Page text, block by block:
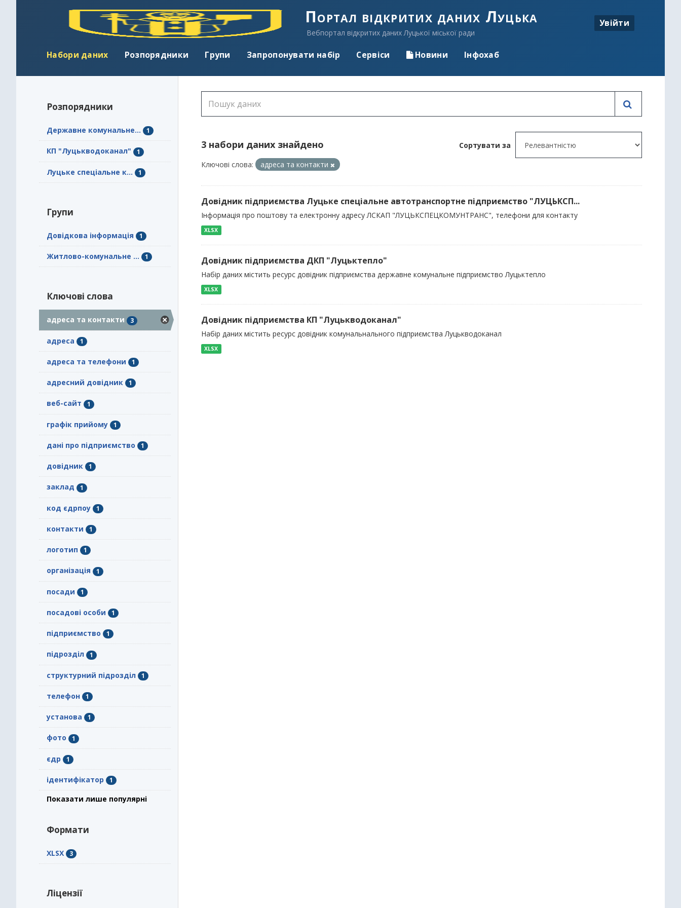
Портал відкритих даних Луцька
Вебпортал відкритих даних Луцької міської ради
Увійти
Набори даних Розпорядники Групи Запропонувати набір Сервіси Новини Інфохаб
Розпорядники
Державне комунальне... 1
КП "Луцькводоканал" 1
Луцьке спеціальне к... 1
Групи
Довідкова інформація 1
Житлово-комунальне ... 1
Ключові слова
адреса та контакти 3
адреса 1
адреса та телефони 1
адресний довідник 1
веб-сайт 1
графік прийому 1
дані про підприємство 1
довідник 1
заклад 1
код єдрпоу 1
контакти 1
логотип 1
організація 1
посади 1
посадові особи 1
підприємство 1
підрозділ 1
структурний підрозділ 1
телефон 1
установа 1
фото 1
єдр 1
ідентифікатор 1
Показати лише популярні
Формати
XLSX 3
Ліцензії
Сортувати за
3 набори даних знайдено
Ключові слова: адреса та контакти
Довідник підприємства Луцьке спеціальне автотранспортне підприємство "ЛУЦЬКСП...
Інформація про поштову та електронну адресу ЛСКАП "ЛУЦЬКСПЕЦКОМУНТРАНС", телефони для контакту
XLSX
Довідник підприємства ДКП "Луцьктепло"
Набір даних містить ресурс довідник підприємства державне комунальне підприємство Луцьктепло
XLSX
Довідник підприємства КП "Луцькводоканал"
Набір даних містить ресурс довідник комунальнального підприємства Луцькводоканал
XLSX